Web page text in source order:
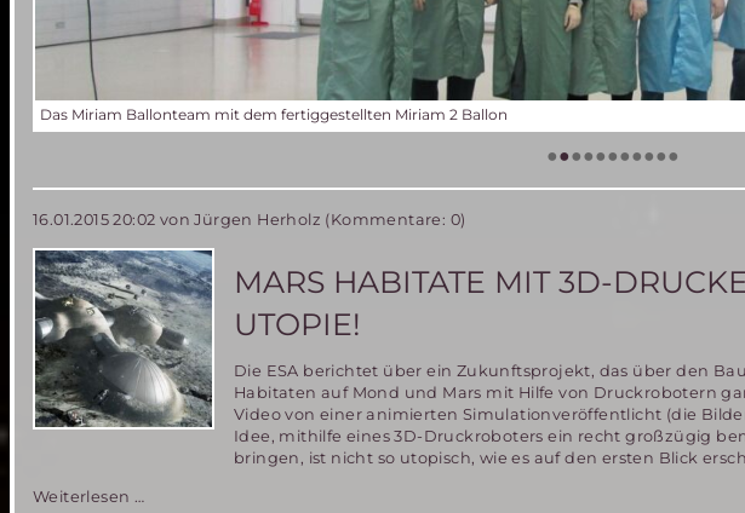
Das Miriam Ballonteam mit dem fertiggestellten Miriam 2 Ballon
•••••••••••
16.01.2015 20:02 von Jürgen Herholz (Kommentare: 0)
MARS HABITATE MIT 3D-
UTOPIE!
Die ESA berichtet über ein Zukunftsprojekt, das über den
Habitaten auf Mond und Mars mit Hilfe von Druckrobotern
Video von einer animierten Simulationveröffentlicht (die
Idee, mithilfe eines 3D-Druckroboters ein recht großzügig
bringen, ist nicht so utopisch, wie es auf den ersten Blick
Weiterlesen …